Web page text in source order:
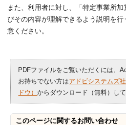
また、利用者に対し、「特定事業所
びその内容が理解できるよう説明を
意ください。
PDFファイルをご覧いただくには、
お持ちでない方はアドビシステムズ
ドウ）からダウンロード（無料）して
このページに関するお問い合わせ